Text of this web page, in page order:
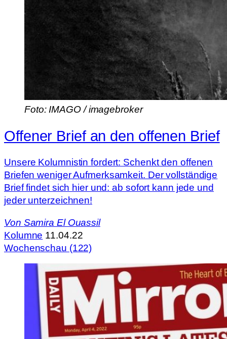
Foto: IMAGO / imagebroker
Offener Brief an den offenen Brief
Unsere Kolumnistin fordert: Schenkt den offenen
Briefen weniger Aufmerksamkeit. Der vollständige
Brief findet sich hier und: ab sofort kann jede und
jeder unterzeichnen!
Von Samira El Ouassil
Kolumne 11.04.22
Wochenschau (122)